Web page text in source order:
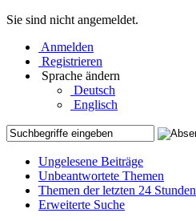
Sie sind nicht angemeldet.
Anmelden
Registrieren
Sprache ändern
Deutsch
Englisch
Ungelesene Beiträge
Unbeantwortete Themen
Themen der letzten 24 Stunden
Erweiterte Suche